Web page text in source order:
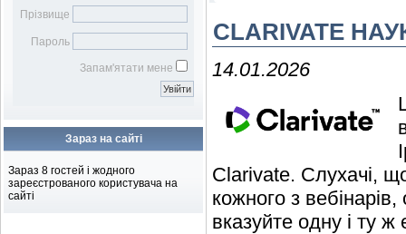
Віртуальна довідка
Електронна доставка
документів
Віртуальна виставка
Бібліотечному фахівцю
наукових робіт
Бібліометрика української
науки
Підбір журналів для
Прізвище
Пароль
Запам'ятати мене
Зараз на сайті
Зараз 8 гостей і жодного
зареєстрованого користувача на
сайті
CLARIVATE
14.01.2026
Clarivate. Слухачі,
кожного з
вказуйте одну і ту